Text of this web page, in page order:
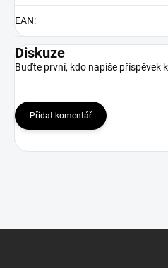
EAN:
Diskuze
Buďte první, kdo napíše příspěvek
Přidat komentář